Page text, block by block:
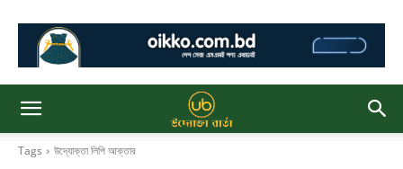
Tags উদ্যোক্তা লিপি আক্তার